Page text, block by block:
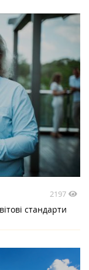
2197
стандарти